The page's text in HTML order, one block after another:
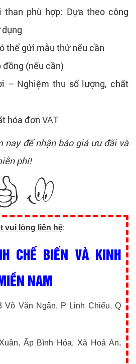
phù hợp: Dựa theo công
thể gửi mẫu thử nếu cần
đồng (nếu cần)
– Nghiệm thu số lượng, chất
hóa đơn VAT
nay để nhận báo giá ưu đãi và
phí!
vui lòng liên hệ:
CHẾ BIẾN VÀ KINH
NAM
Võ Văn Ngân, P Linh Chiểu, Q
Ấp Bình Hóa, Xã Hoá An,